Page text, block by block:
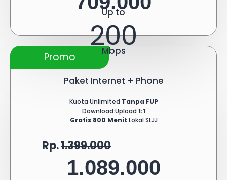
Promo
Up to
200
Mbps
Paket Internet + Phone
Kuota Unlimited Tanpa FUP
Download:Upload 1:1
Gratis 800 Menit Lokal SLJJ
Rp.1.399.000
1.089.000